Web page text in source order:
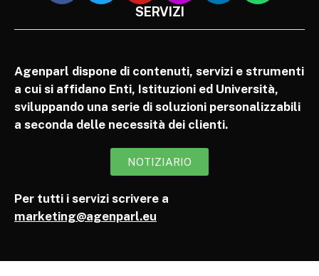
SERVIZI
Agenparl dispone di contenuti, servizi e strumenti
a cui si affidano Enti, Istituzioni ed Università,
sviluppando una serie di soluzioni personalizzabili
a seconda delle necessità dei clienti.
NOTIZIARIO
Per tutti i servizi scrivere a
marketing@agenparl.eu